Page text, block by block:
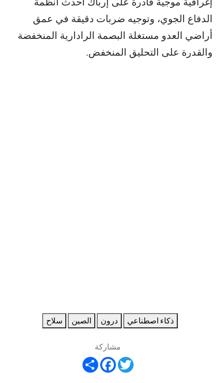
الدفاع الجوي، وتوجيه ضربات دقيقة في عمق
أراضي العدو مستغلة البصمة الرادارية المنخفضة
والقدرة على التحليق المنخفض.
ذكاء اصطناعي درون الصين سلاح
مشاركة
Share
FacebookTwitter